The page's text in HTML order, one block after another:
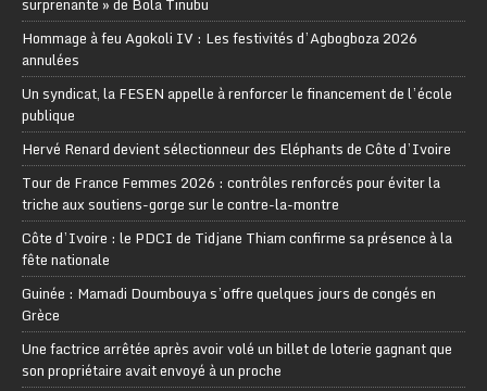
Hommage à feu Agokoli IV : Les festivités d’Agbogboza 2026
annulées
Un syndicat, la FESEN appelle à renforcer le financement de l’école
publique
Hervé Renard devient sélectionneur des Eléphants de Côte d’Ivoire
Tour de France Femmes 2026 : contrôles renforcés pour éviter la
triche aux soutiens-gorge sur le contre-la-montre
Côte d’Ivoire : le PDCI de Tidjane Thiam confirme sa présence à la
fête nationale
Guinée : Mamadi Doumbouya s’offre quelques jours de congés en
Grèce
Une factrice arrêtée après avoir volé un billet de loterie gagnant que
son propriétaire avait envoyé à un proche